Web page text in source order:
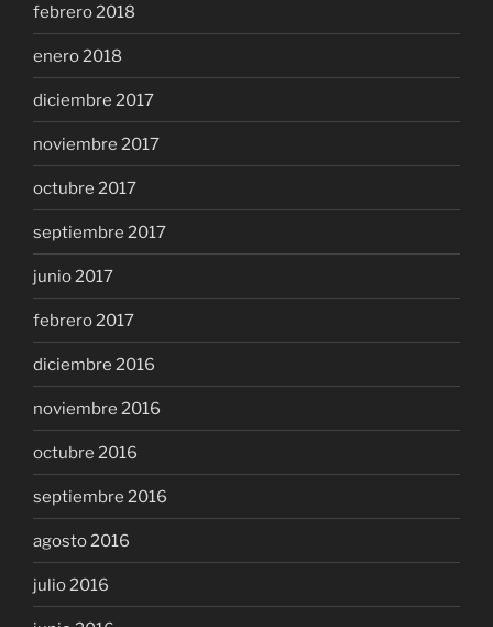
febrero 2018
enero 2018
diciembre 2017
noviembre 2017
octubre 2017
septiembre 2017
junio 2017
febrero 2017
diciembre 2016
noviembre 2016
octubre 2016
septiembre 2016
agosto 2016
julio 2016